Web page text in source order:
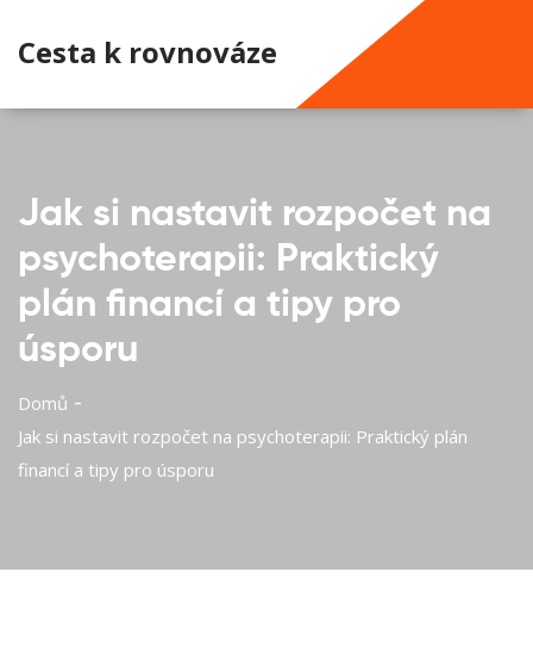
Cesta k rovnováze
Jak si nastavit rozpočet na
psychoterapii: Praktický
plán financí a tipy pro
úsporu
Domů
Jak si nastavit rozpočet na psychoterapii: Praktický plán
financí a tipy pro úsporu